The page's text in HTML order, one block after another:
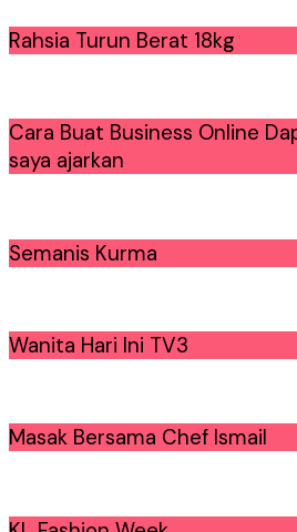
Rahsia Turun Berat 18kg
Cara Buat Business Online
saya ajarkan
Semanis Kurma
Wanita Hari Ini TV3
Masak Bersama Chef Ismail